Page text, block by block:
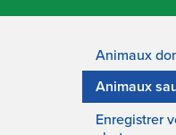
Animaux
Animaux
Enregistrer